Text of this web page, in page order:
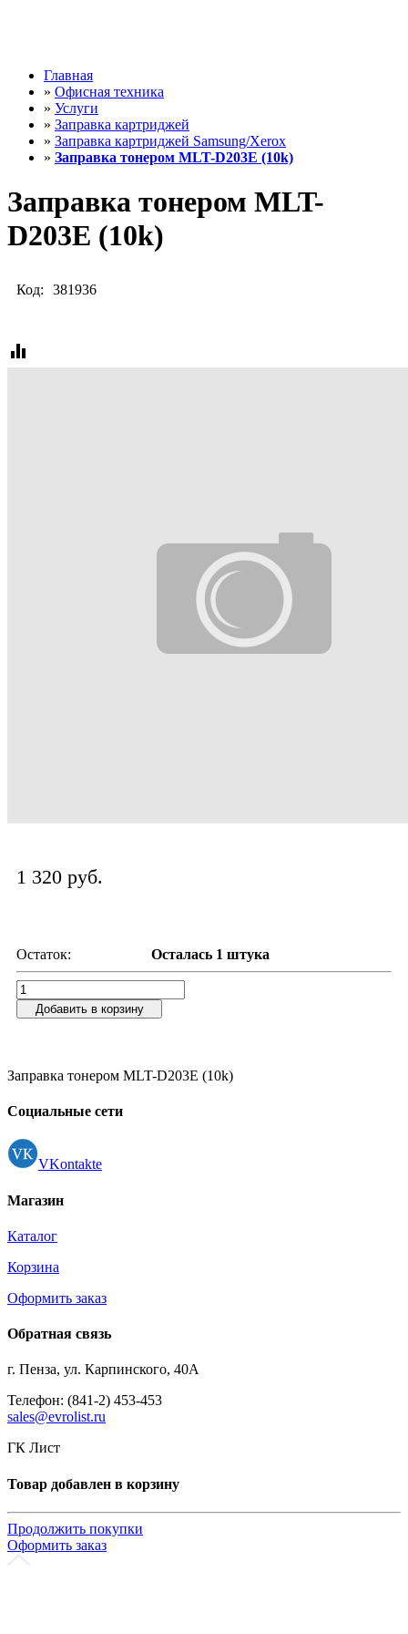
Главная
» Офисная техника
» Услуги
» Заправка картриджей
» Заправка картриджей Samsung/Xerox
» Заправка тонером MLT-D203E (10k)
Заправка тонером MLT-
D203E (10k)
Код: 381936
equalizer
1 320 руб.
Остаток: Осталась 1 штука
Добавить в корзину
Заправка тонером MLT-D203E (10k)
Социальные сети
VKontakte
Магазин
Каталог
Корзина
Оформить заказ
Обратная связь
г. Пенза, ул. Карпинского, 40А
Телефон: (841-2) 453-453
sales@evrolist.ru
ГК Лист
Товар добавлен в корзину
Продолжить покупки
Оформить заказ